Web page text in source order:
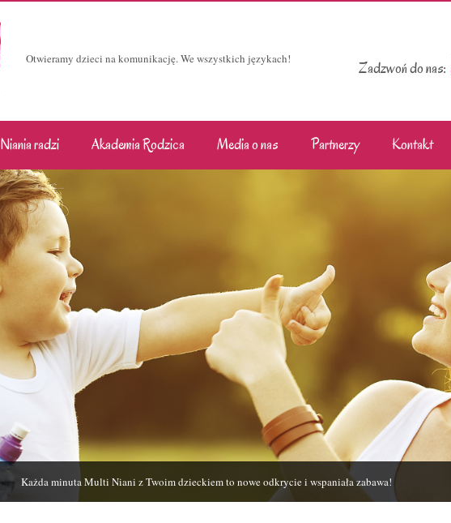
Otwieramy dzieci na komunikację. We wszystkich językach!
Zadzwoń do nas:
Niania radzi Akademia Rodzica Media o nas Partnerzy Kontakt
Każda minuta Multi Niani z Twoim dzieckiem to nowe odkrycie i wspaniała zabawa!